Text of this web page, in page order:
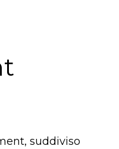
suddiviso